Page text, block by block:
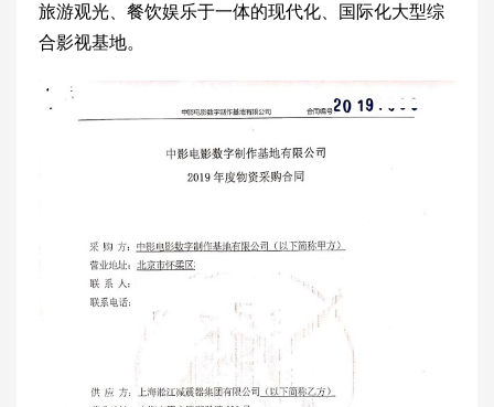
旅游观光、餐饮娱乐于一体的现代化、国际化大型综
合影视基地。